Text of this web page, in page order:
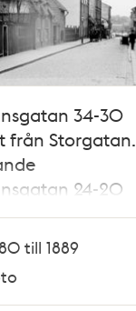
34-30
från Storgatan.
24-20
till 1889